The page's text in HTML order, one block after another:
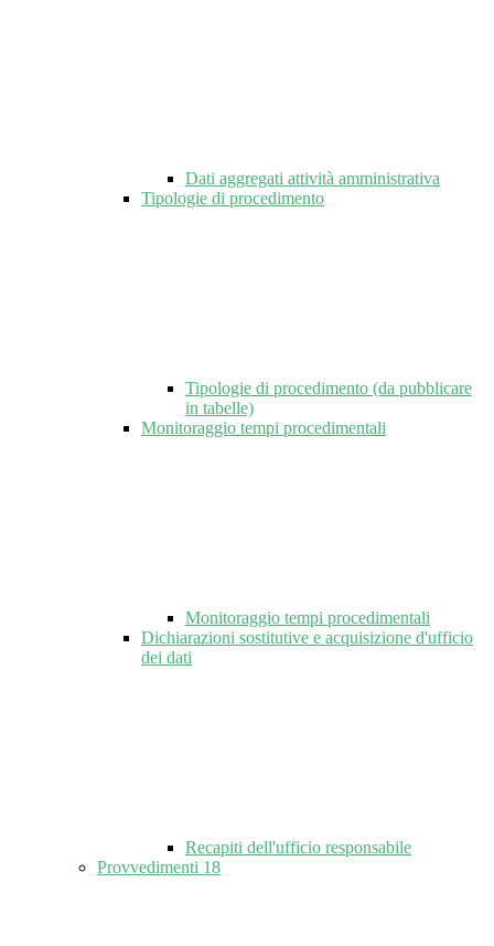
Dati aggregati attività amministrativa
Tipologie di procedimento
Tipologie di procedimento (da pubblicare
in tabelle)
Monitoraggio tempi procedimentali
Monitoraggio tempi procedimentali
Dichiarazioni sostitutive e acquisizione d'ufficio
dei dati
Recapiti dell'ufficio responsabile
Provvedimenti 18